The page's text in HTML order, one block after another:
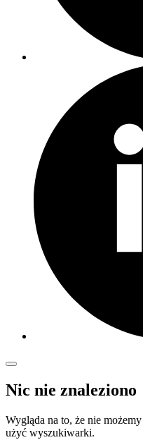
Nic nie znaleziono
Wygląda na to, że nie
użyć wyszukiwarki.